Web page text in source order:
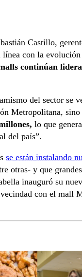
Castillo,
con la
continúan
del sector se
Metropolitana,
lo que
del país”.
se están instalando
otras- y que
inauguró su
con el mall